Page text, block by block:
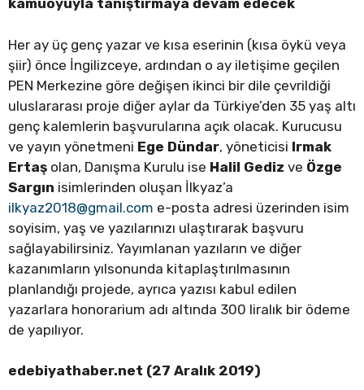
kamuoyuyla tanıştırmaya devam edecek
Her ay üç genç yazar ve kısa eserinin (kısa öykü veya
şiir) önce İngilizceye, ardından o ay iletişime geçilen
PEN Merkezine göre değişen ikinci bir dile çevrildiği
uluslararası proje diğer aylar da Türkiye’den 35 yaş altı
genç kalemlerin başvurularına açık olacak. Kurucusu
ve yayın yönetmeni Ege Dündar, yöneticisi Irmak
Ertaş olan, Danışma Kurulu ise Halil Gediz ve Özge
Sargın isimlerinden oluşan İlkyaz’a
ilkyaz2018@gmail.com e-posta adresi üzerinden isim
soyisim, yaş ve yazılarınızı ulaştırarak başvuru
sağlayabilirsiniz. Yayımlanan yazıların ve diğer
kazanımların yılsonunda kitaplaştırılmasının
planlandığı projede, ayrıca yazısı kabul edilen
yazarlara honorarium adı altında 300 liralık bir ödeme
de yapılıyor.
edebiyathaber.net (27 Aralık 2019)